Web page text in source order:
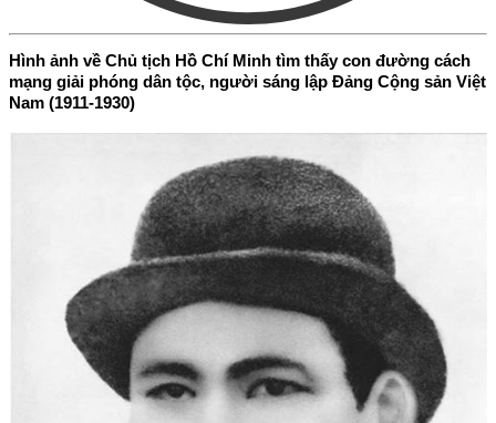
Hình ảnh về Chủ tịch Hồ Chí Minh tìm thấy con đường cách
mạng giải phóng dân tộc, người sáng lập Đảng Cộng sản Việt
Nam (1911-1930)